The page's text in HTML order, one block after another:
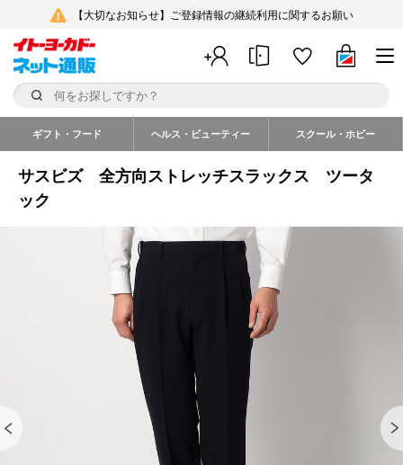
【大切なお知らせ】ご登録情報の継続利用に関するお願い
ギフト・フード ヘルス・ビューティー スクール・ホビー
サスビズ 全方向ストレッチスラックス ツータ
ック